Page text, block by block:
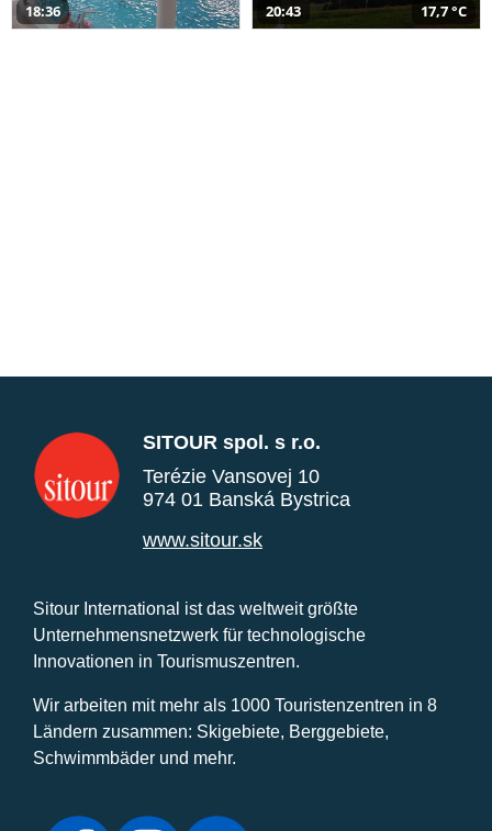
18:36 20:43 17,7 °C
SITOUR spol. s r.o.
Terézie Vansovej 10
974 01 Banská Bystrica
www.sitour.sk
Sitour International ist das weltweit größte
Unternehmensnetzwerk für technologische
Innovationen in Tourismuszentren.
Wir arbeiten mit mehr als 1000 Touristenzentren in 8
Ländern zusammen: Skigebiete, Berggebiete,
Schwimmbäder und mehr.